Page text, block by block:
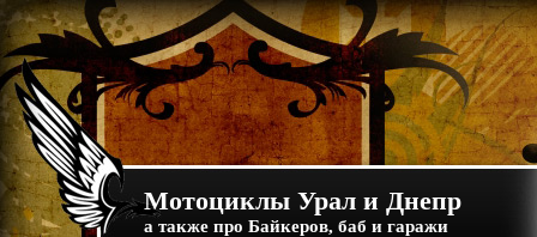
Мотоциклы Урал и Днепр
а также про Байкеров, баб и гаражи